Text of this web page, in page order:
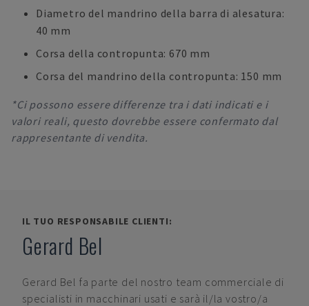
Diametro del mandrino della barra di alesatura:
40 mm
Corsa della contropunta: 670 mm
Corsa del mandrino della contropunta: 150 mm
*Ci possono essere differenze tra i dati indicati e i
valori reali, questo dovrebbe essere confermato dal
rappresentante di vendita.
IL TUO RESPONSABILE CLIENTI:
Gerard Bel
Gerard Bel fa parte del nostro team commerciale di
specialisti in macchinari usati e sarà il/la vostro/a